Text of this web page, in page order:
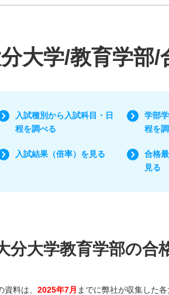
大学/教育学部
入試種別から入試科目・日
程を調べる
学部
程を
入試結果（倍率）を見る
合格
見る
分大学教育学部の合
資料は、 2025年7月 までに弊社が収集した